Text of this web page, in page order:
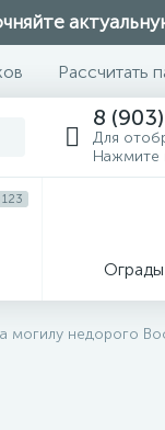
Рассчитать
8
Для
Нажмите
123
Ограды
могилу недорого